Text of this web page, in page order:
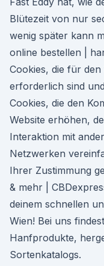
Blütezeit von nur
wenig später kann
online bestellen |
Cookies, die für
erforderlich sind
Cookies, die den
Website erhöhen,
Interaktion mit
Netzwerken
Ihrer Zustimmung
& mehr |
deinem schnellen
Wien! Bei uns
Hanfprodukte,
Sortenkatalogs.